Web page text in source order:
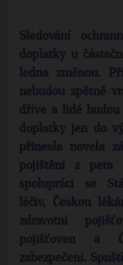
Sledování
doplatky u
ledna změnou.
nebudou zpětně
dříve a lidé
doplatky jen do
přinesla novela
pojištění z pera
spolupráci se
léčiv, Českou
zdravotní
pojišťoven a
zabezpečení.